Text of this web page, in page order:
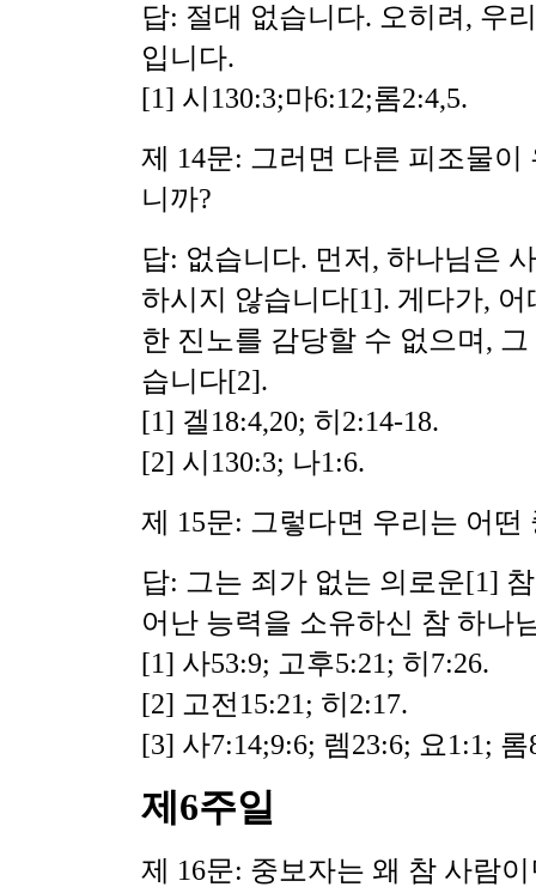
답: 절대 없습니다. 오히려, 우
입니다.
[1] 시130:3;마6:12;롬2:4,5.
제 14문: 그러면 다른 피조물
니까?
답: 없습니다. 먼저, 하나님은
하시지 않습니다[1]. 게다가,
한 진노를 감당할 수 없으며,
습니다[2].
[1] 겔18:4,20; 히2:14-18.
[2] 시130:3; 나1:6.
제 15문: 그렇다면 우리는 어
답: 그는 죄가 없는 의로운[1]
어난 능력을 소유하신 참 하나
[1] 사53:9; 고후5:21; 히7:26.
[2] 고전15:21; 히2:17.
[3] 사7:14;9:6; 렘23:6; 요1:1; 롬
제6주일
제 16문: 중보자는 왜 참 사람